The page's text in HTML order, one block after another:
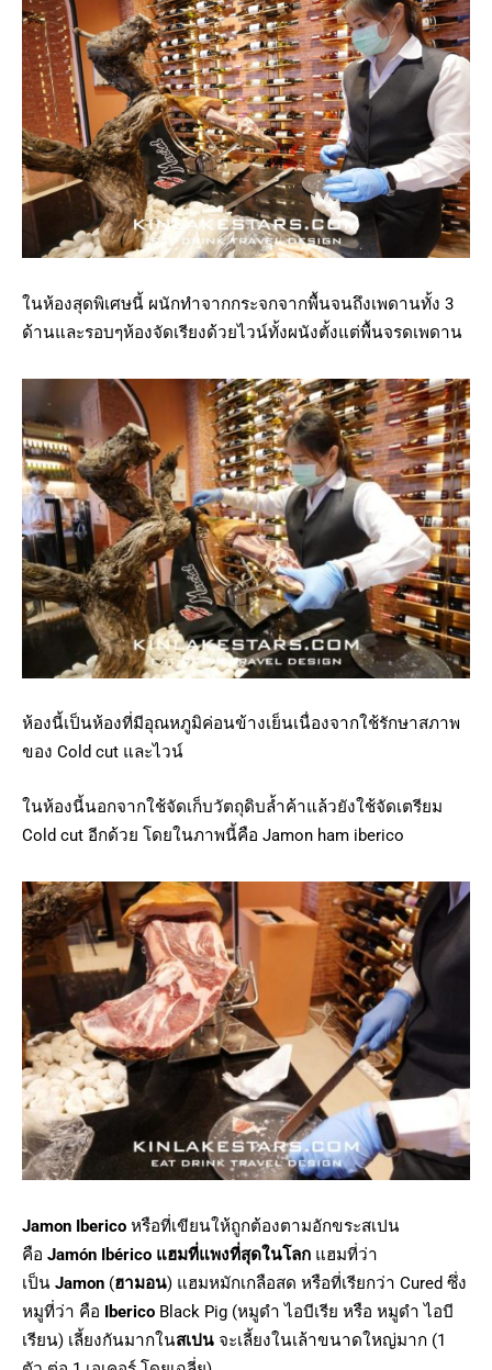
ในห้องสุดพิเศษนี้ ผนักทำจากกระจกจากพื้นจนถึงเพดานทั้ง 3
ด้านและรอบๆห้องจัดเรียงด้วยไวน์ทั้งผนังตั้งแต่พื้นจรดเพดาน
ห้องนี้เป็นห้องที่มีอุณหภูมิค่อนข้างเย็นเนื่องจากใช้รักษาสภาพ
ของ Cold cut และไวน์
ในห้องนี้นอกจากใช้จัดเก็บวัตถุดิบล้ำค้าแล้วยังใช้จัดเตรียม
Cold cut อีกด้วย โดยในภาพนี้คือ Jamon ham iberico
Jamon Iberico หรือที่เขียนให้ถูกต้องตามอักขระสเปน
คือ Jamón Ibérico แฮมที่แพงที่สุดในโลก แฮมที่ว่า
เป็น Jamon (ฮามอน) แฮมหมักเกลือสด หรือที่เรียกว่า Cured ซึ่ง
หมูที่ว่า คือ Iberico Black Pig (หมูดำ ไอบีเรีย หรือ หมูดำ ไอบี
เรียน) เลี้ยงกันมากในสเปน จะเลี้ยงในเล้าขนาดใหญ่มาก (1